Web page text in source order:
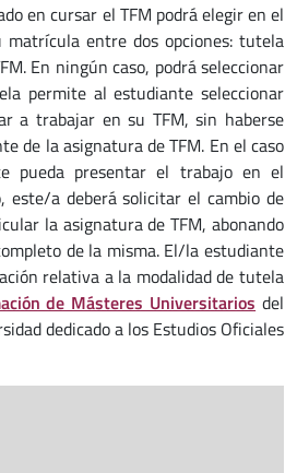
en cursar el TFM podrá elegir en el
matrícula entre dos opciones: tutela
En ningún caso, podrá seleccionar
permite al estudiante seleccionar
a trabajar en su TFM, sin haberse
de la asignatura de TFM. En el caso
pueda presentar el trabajo en el
este/a deberá solicitar el cambio de
la asignatura de TFM, abonando
de la misma. El/la estudiante
relativa a la modalidad de tutela
de Másteres Universitarios del
dedicado a los Estudios Oficiales